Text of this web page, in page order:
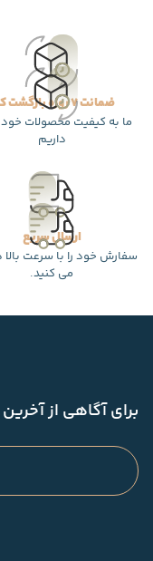
ضمانت 7 روزه بازگشت کالا
ما به کیفیت محصولات خود
داریم
ارسال سریع
سفارش خود را با سرعت بالا
می کنید.
برای آگاهی از